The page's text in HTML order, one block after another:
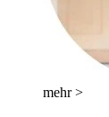
mehr >